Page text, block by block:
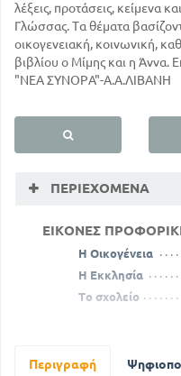
λέξεις, προτάσεις, κείμενα
Γλώσσας. Τα θέματα
οικογενειακή, κοινωνική,
βιβλίου ο Μίμης και η Άννα.
"ΝΕΑ ΣΥΝΟΡΑ"-Α.Α.ΛΙΒΑΝΗ
ΠΕΡΙΕΧΌΜΕΝΑ
ΕΙΚΟΝΕΣ
Η Οικογένεια
Η Εκκλησία
Το σχολείο
Να
Περιγραφή